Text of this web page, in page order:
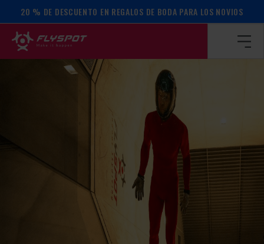
20 % DE DESCUENTO EN REGALOS DE BODA PARA LOS NOVIOS
Página de inicio / Calendario de actos / ¡Campamento